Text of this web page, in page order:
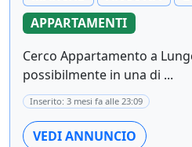
APPARTAMENTI
Cerco Appartamento a
possibilmente in una di ...
Inserito: 3 mesi fa alle 23:09
VEDI ANNUNCIO